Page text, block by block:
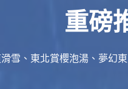
重磅
雪、東北賞櫻泡湯、夢幻